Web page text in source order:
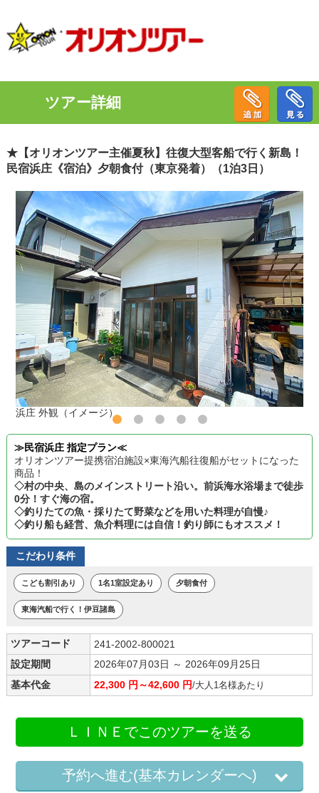
ツアー詳細
★【オリオンツアー主催夏秋】往復大型客船で行く新島！
民宿浜庄《宿泊》夕朝食付（東京発着）（1泊3日）
浜庄 外観（イメージ）
≫民宿浜庄 指定プラン≪
オリオンツアー提携宿泊施設×東海汽船往復船がセットになった
商品！
◇村の中央、島のメインストリート沿い。前浜海水浴場まで徒歩
0分！すぐ海の宿。
◇釣りたての魚・採りたて野菜などを用いた料理が自慢♪
◇釣り船も経営、魚介料理には自信！釣り師にもオススメ！
こだわり条件
こども割引あり 1名1室設定あり 夕朝食付
東海汽船で行く！伊豆諸島
ツアーコード
241-2002-800021
設定期間
2026年07月03日 ～ 2026年09月25日
基本代金
22,300 円～42,600 円/大人1名様あたり
ＬＩＮＥでこのツアーを送る
予約へ進む(基本カレンダーへ)